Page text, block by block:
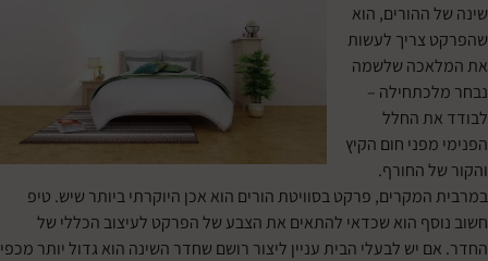
הוא
לעשות
שלשמה
–
החלל
חום הקיץ
החורף.
פרקט בסוויטת הורים הוא אכן היוקרתי ביותר שיש. טיפ
הוא שכדאי להתאים את הצבע של הפרקט לעיצוב הכללי של
לבעלי הבית עניין ליצור רושם שחדר השינה הוא גדול יותר מכפי